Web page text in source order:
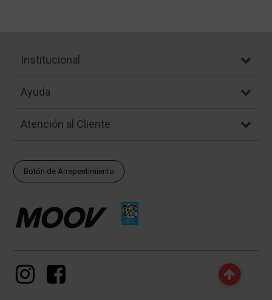
Institucional
Ayuda
Atención al Cliente
Botón de Arrepentimiento